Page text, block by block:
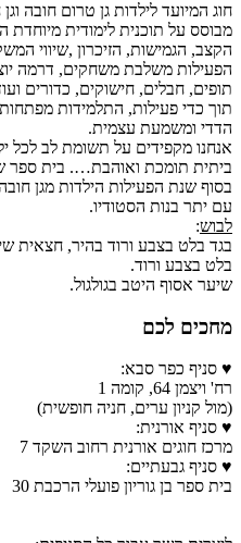
חוג המיועד לילדות גן טרום חובה
מבוסס על תוכנית לימודית מיוחדת
הקצב, הגמישות, הזיכרון ,שיווי
הפעילות משלבת משחקים, דרמה
תופים, חבלים, חישוקים, כדורים
תוך כדי פעילות, התלמידות מפתחות
הדדי ומשמעת עצמית.
אנחנו מקפידים על תשומת לב לכל
ביתית תומכת ואוהבת…. בית ספר
בסוף שנת הפעילות הילדות מגן
עם יתר בנות הסטודיו.
לבוש:
בגד בלט בצבע ורוד בהיר, חצאית
בלט בצבע ורוד.
שיער אסוף היטב בגולגול.
מחכים לכם
♥ סניף כפר סבא:
רח' ויצמן 64, קומה 1
(מול קניון ערים, חניה חופשית)
♥ סניף אורנית:
מרכז חוגים אורנית רחוב השקד 7
♥ סניף גבעתיים:
בית ספר בן גוריון פועלי הרכבת 30